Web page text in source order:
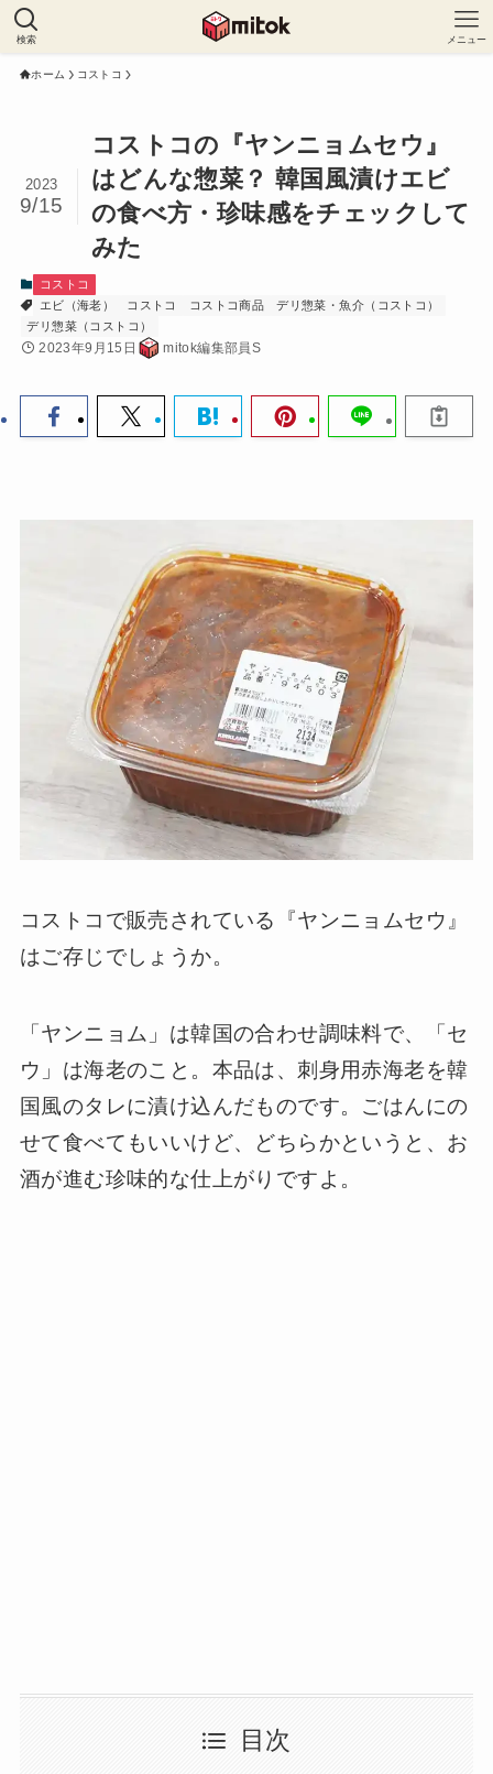
検索 メニュー
ホーム コストコ
コストコの『ヤンニョムセウ』
はどんな惣菜？ 韓国風漬けエビ
の食べ方・珍味感をチェックして
みた
2023
9/15
コストコ
エビ（海老）
コストコ コストコ商品
デリ惣菜・魚介（コストコ）
デリ惣菜（コストコ）
2023年9月15日 mitok編集部員S
コストコで販売されている『ヤンニョムセウ』
はご存じでしょうか。
「ヤンニョム」は韓国の合わせ調味料で、「セ
ウ」は海老のこと。本品は、刺身用赤海老を韓
国風のタレに漬け込んだものです。ごはんにの
せて食べてもいいけど、どちらかというと、お
酒が進む珍味的な仕上がりですよ。
目次